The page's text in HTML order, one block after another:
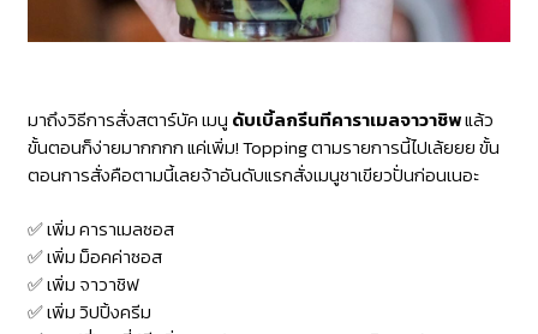
มาถึงวิธีการสั่งสตาร์บัค เมนู ดับเบิ้ลกรีนทีคาราเมลจาวาชิพแล้ว
ขั้นตอนก็ง่ายมากกกก แค่เพิ่ม! Topping ตามรายการนี้ไปเล้ยยย ขั้น
ตอนการสั่งคือตามนี้เลยจ้าอันดับแรกสั่งเมนูชาเขียวปั่นก่อนเนอะ
✅ เพิ่ม คาราเมลซอส
✅ เพิ่ม ม็อคค่าซอส
✅ เพิ่ม จาวาชิฟ
✅ เพิ่ม วิปปิ้งครีม